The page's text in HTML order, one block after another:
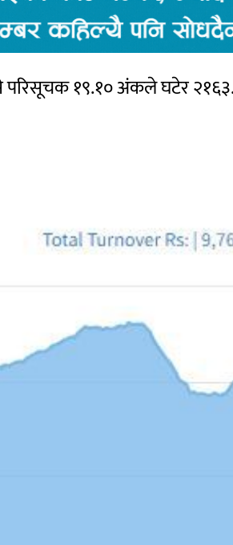
१९.१० अंकले घटेर